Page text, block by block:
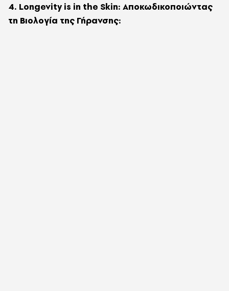
4. Longevity is in the Skin: Αποκωδικοποιώντας
τη Βιολογία της Γήρανσης: